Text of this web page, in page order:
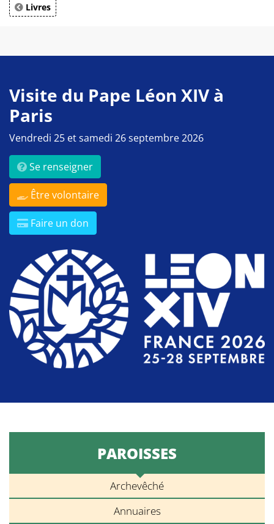
Livres
Visite du Pape Léon XIV à
Paris
Vendredi 25 et samedi 26 septembre 2026
Se renseigner
Être volontaire
Faire un don
PAROISSES
Archevêché
Annuaires